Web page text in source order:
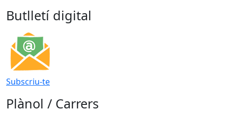
Butlletí digital
Subscriu-te
Plànol / Carrers